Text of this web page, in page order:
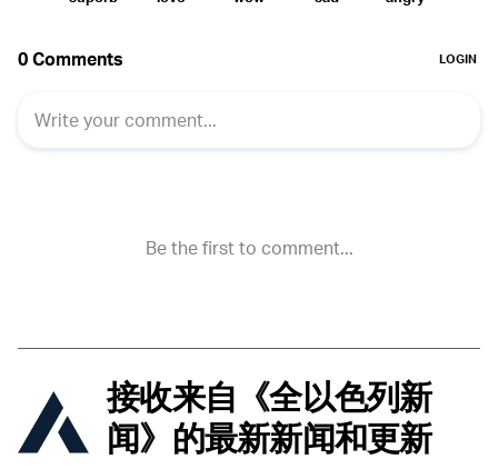
接收来自《全以色列新
闻》的最新新闻和更新